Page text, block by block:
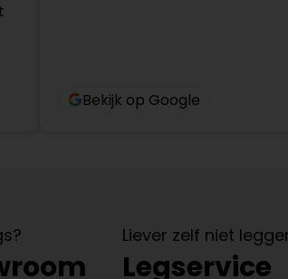
Bekijk op Google
Liever zelf niet
Legservice